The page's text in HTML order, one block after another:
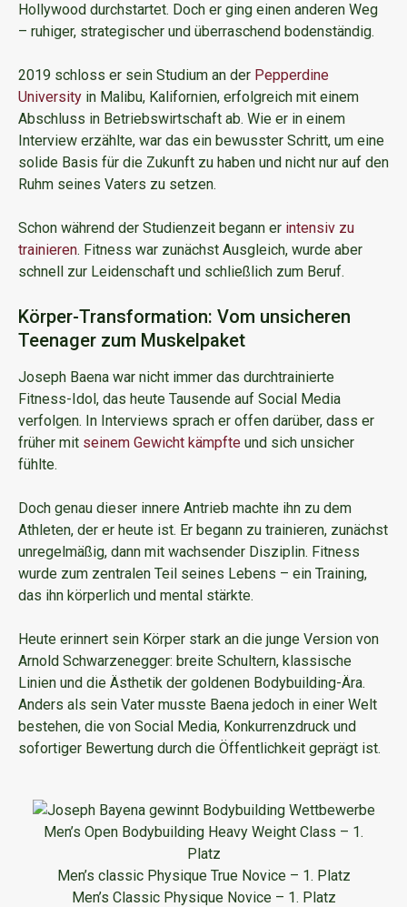
Hollywood durchstartet. Doch er ging einen anderen Weg
– ruhiger, strategischer und überraschend bodenständig.
2019 schloss er sein Studium an der Pepperdine
University in Malibu, Kalifornien, erfolgreich mit einem
Abschluss in Betriebswirtschaft ab. Wie er in einem
Interview erzählte, war das ein bewusster Schritt, um eine
solide Basis für die Zukunft zu haben und nicht nur auf den
Ruhm seines Vaters zu setzen.
Schon während der Studienzeit begann er intensiv zu
trainieren. Fitness war zunächst Ausgleich, wurde aber
schnell zur Leidenschaft und schließlich zum Beruf.
Körper-Transformation: Vom unsicheren
Teenager zum Muskelpaket
Joseph Baena war nicht immer das durchtrainierte
Fitness-Idol, das heute Tausende auf Social Media
verfolgen. In Interviews sprach er offen darüber, dass er
früher mit seinem Gewicht kämpfte und sich unsicher
fühlte.
Doch genau dieser innere Antrieb machte ihn zu dem
Athleten, der er heute ist. Er begann zu trainieren, zunächst
unregelmäßig, dann mit wachsender Disziplin. Fitness
wurde zum zentralen Teil seines Lebens – ein Training,
das ihn körperlich und mental stärkte.
Heute erinnert sein Körper stark an die junge Version von
Arnold Schwarzenegger: breite Schultern, klassische
Linien und die Ästhetik der goldenen Bodybuilding-Ära.
Anders als sein Vater musste Baena jedoch in einer Welt
bestehen, die von Social Media, Konkurrenzdruck und
sofortiger Bewertung durch die Öffentlichkeit geprägt ist.
Men’s Open Bodybuilding Heavy Weight Class – 1.
Platz
Men’s classic Physique True Novice – 1. Platz
Men’s Classic Physique Novice – 1. Platz